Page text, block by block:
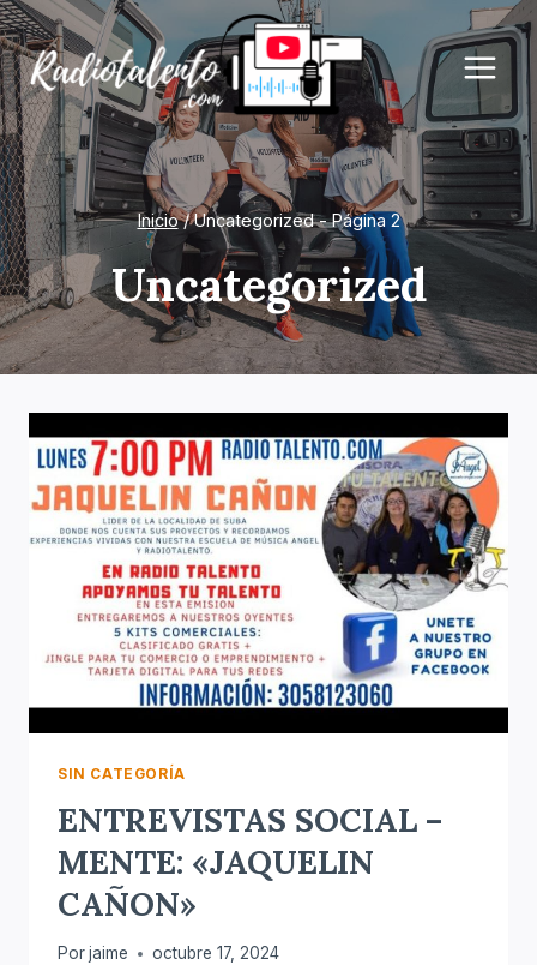
Saltar
al
contenido
Inicio / Uncategorized- Página 2
Uncategorized
SIN CATEGORÍA
ENTREVISTAS SOCIAL –
MENTE: «JAQUELIN
CAÑON»
Porjaime octubre 17, 2024